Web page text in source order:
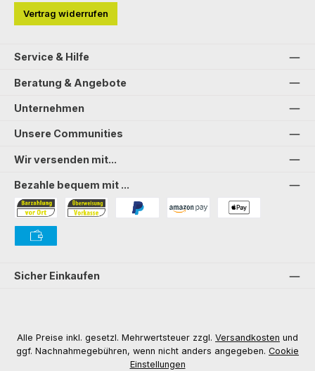
Vertrag widerrufen
Service & Hilfe
Beratung & Angebote
Unternehmen
Unsere Communities
Wir versenden mit...
Bezahle bequem mit ...
Bezahlung in der Filiale
Sicher Einkaufen
Alle Preise inkl. gesetzl. Mehrwertsteuer zzgl. Versandkosten und
ggf. Nachnahmegebühren, wenn nicht anders angegeben. Cookie
Einstellungen